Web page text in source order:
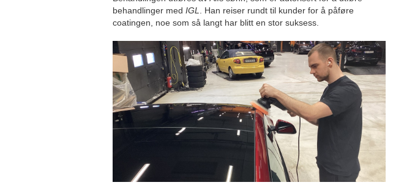
behandlinger med IGL. Han reiser rundt til kunder for å påføre
coatingen, noe som så langt har blitt en stor suksess.